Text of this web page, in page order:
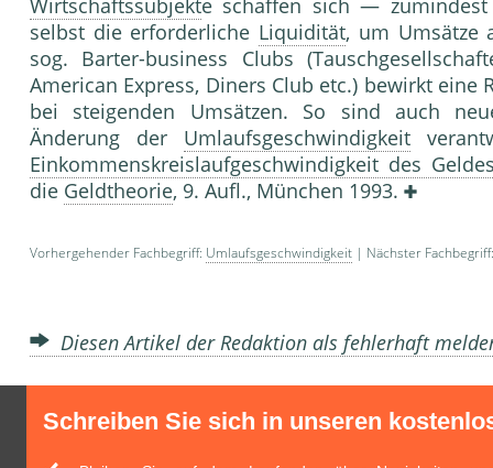
Wirtschaftssubjekte schaffen sich —
selbst die erforderliche Liquidität, um Umsätze
sog. Barter-business Clubs
American Express, Diners Club etc.) bewirkt
bei steigenden Umsätzen. So sind auch
Änderung der Umlaufsgeschwindigkeit
Einkommenskreislaufgeschwindigkeit des
die Geldtheorie, 9. Aufl., München 1993.
Vorhergehender Fachbegriff: Umlaufsgeschwindigkeit | Nächster
Diesen Artikel der Redaktion als fehlerhaft
Schreiben Sie sich in unseren